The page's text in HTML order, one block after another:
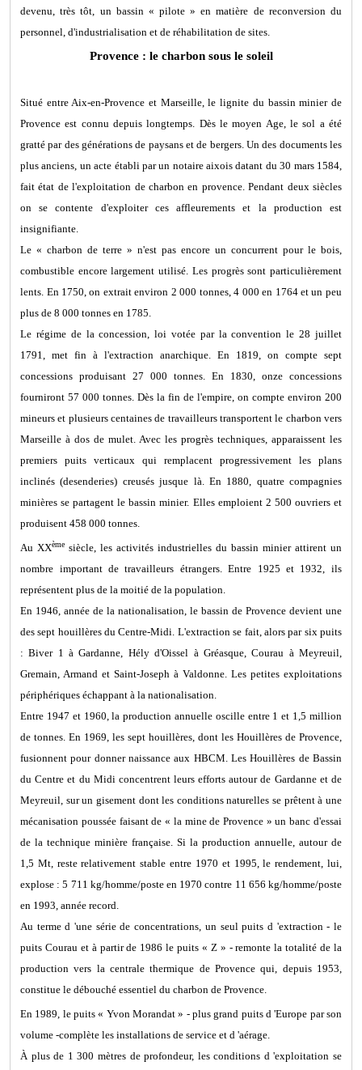
devenu, très tôt, un bassin « pilote » en matière de reconversion du
personnel, d'industrialisation et de réhabilitation de sites.
Provence : le charbon sous le soleil
Situé entre Aix-en-Provence et Marseille, le lignite du bassin minier de
Provence est connu depuis longtemps. Dès le moyen Age, le sol a été
gratté par des générations de paysans et de bergers. Un des documents les
plus anciens, un acte établi par un notaire aixois datant du 30 mars 1584,
fait état de l'exploitation de charbon en provence. Pendant deux siècles
on se contente d'exploiter ces affleurements et la production est
insignifiante.
Le « charbon de terre » n'est pas encore un concurrent pour le bois,
combustible encore largement utilisé. Les progrès sont particulièrement
lents. En 1750, on extrait environ 2 000 tonnes, 4 000 en 1764 et un peu
plus de 8 000 tonnes en 1785.
Le régime de la concession, loi votée par la convention le 28 juillet
1791, met fin à l'extraction anarchique. En 1819, on compte sept
concessions produisant 27 000 tonnes. En 1830, onze concessions
fourniront 57 000 tonnes. Dès la fin de l'empire, on compte environ 200
mineurs et plusieurs centaines de travailleurs transportent le charbon vers
Marseille à dos de mulet. Avec les progrès techniques, apparaissent les
premiers puits verticaux qui remplacent progressivement les plans
inclinés (desenderies) creusés jusque là. En 1880, quatre compagnies
minières se partagent le bassin minier. Elles emploient 2 500 ouvriers et
produisent 458 000 tonnes.
Au XXème siècle, les activités industrielles du bassin minier attirent un
nombre important de travailleurs étrangers. Entre 1925 et 1932, ils
représentent plus de la moitié de la population.
En 1946, année de la nationalisation, le bassin de Provence devient une
des sept houillères du Centre-Midi. L'extraction se fait, alors par six puits
: Biver 1 à Gardanne, Hély d'Oissel à Gréasque, Courau à Meyreuil,
Gremain, Armand et Saint-Joseph à Valdonne. Les petites exploitations
périphériques échappant à la nationalisation.
Entre 1947 et 1960, la production annuelle oscille entre 1 et 1,5 million
de tonnes. En 1969, les sept houillères, dont les Houillères de Provence,
fusionnent pour donner naissance aux HBCM. Les Houillères de Bassin
du Centre et du Midi concentrent leurs efforts autour de Gardanne et de
Meyreuil, sur un gisement dont les conditions naturelles se prêtent à une
mécanisation poussée faisant de « la mine de Provence » un banc d'essai
de la technique minière française. Si la production annuelle, autour de
1,5 Mt, reste relativement stable entre 1970 et 1995, le rendement, lui,
explose : 5 711 kg/homme/poste en 1970 contre 11 656 kg/homme/poste
en 1993, année record.
Au terme d 'une série de concentrations, un seul puits d 'extraction - le
puits Courau et à partir de 1986 le puits « Z » - remonte la totalité de la
production vers la centrale thermique de Provence qui, depuis 1953,
constitue le débouché essentiel du charbon de Provence.
En 1989, le puits « Yvon Morandat » - plus grand puits d 'Europe par son
volume -complète les installations de service et d 'aérage.
À plus de 1 300 mètres de profondeur, les conditions d 'exploitation se